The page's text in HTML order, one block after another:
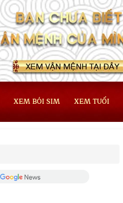
XEM BÓI SIM XEM TUỔI